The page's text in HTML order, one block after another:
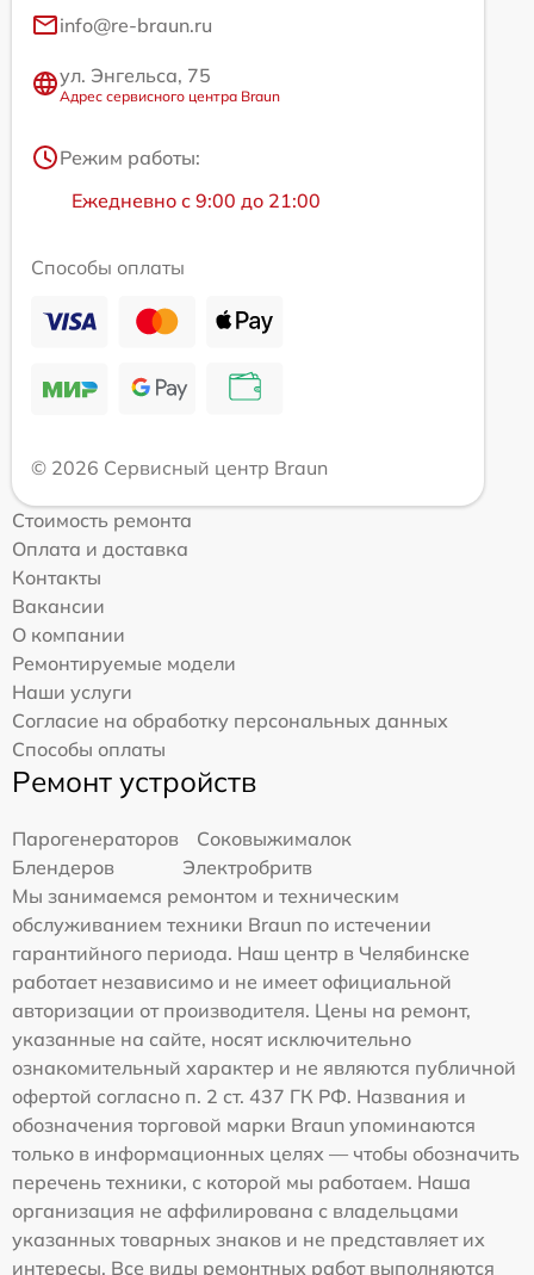
info@re-braun.ru
ул. Энгельса, 75
Адрес сервисного центра Braun
Режим работы:
Ежедневно с 9:00 до 21:00
Способы оплаты
© 2026 Сервисный центр Braun
Стоимость ремонта
Оплата и доставка
Контакты
Вакансии
О компании
Ремонтируемые модели
Наши услуги
Согласие на обработку персональных данных
Способы оплаты
Ремонт устройств
Парогенераторов
Соковыжималок
Блендеров
Электробритв
Мы занимаемся ремонтом и техническим
обслуживанием техники Braun по истечении
гарантийного периода. Наш центр в Челябинске
работает независимо и не имеет официальной
авторизации от производителя. Цены на ремонт,
указанные на сайте, носят исключительно
ознакомительный характер и не являются публичной
офертой согласно п. 2 ст. 437 ГК РФ. Названия и
обозначения торговой марки Braun упоминаются
только в информационных целях — чтобы обозначить
перечень техники, с которой мы работаем. Наша
организация не аффилирована с владельцами
указанных товарных знаков и не представляет их
интересы. Все виды ремонтных работ выполняются